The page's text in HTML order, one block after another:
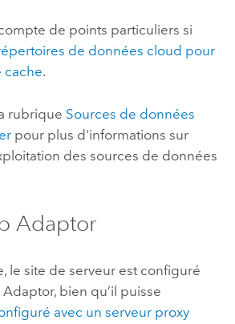
de points particuliers si
de données cloud pour
cache.
rubrique Sources de données
pour plus d'informations sur
des sources de données
Adaptor
le site de serveur est configuré
Adaptor, bien qu’il puisse
avec un serveur proxy